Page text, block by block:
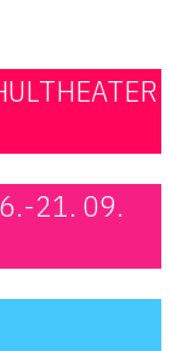
21. 09.